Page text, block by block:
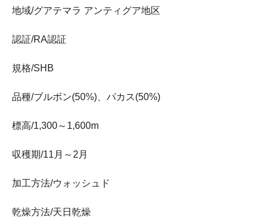
地域/グアテマラ アンティグア地区
認証/RA認証
規格/SHB
品種/ブルボン(50%)、パカス(50%)
標高/1,300～1,600m
収穫期/11月～2月
加工方法/ウォッシュド
乾燥方法/天日乾燥